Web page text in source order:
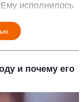
исполнилось
и почему его